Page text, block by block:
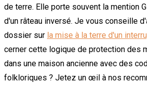
de terre. Elle porte souvent la mention
d'un râteau inversé. Je vous conseille
dossier sur la mise à la terre d'un
cerner cette logique de protection des
dans une maison ancienne avec des
folkloriques ? Jetez un œil à nos